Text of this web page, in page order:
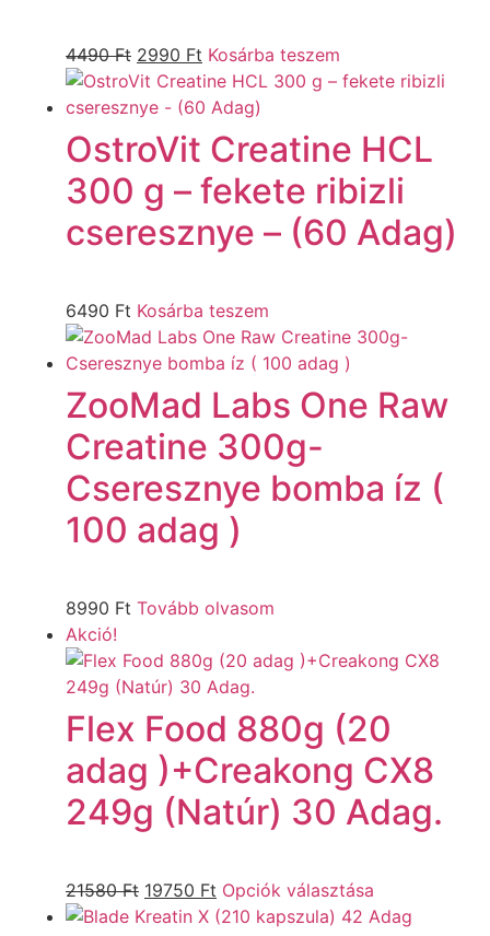
4490Ft 2990 Ft Kosárba teszem
OstroVit Creatine HCL
300 g – fekete ribizli
cseresznye – (60 Adag)
6490 Ft Kosárba teszem
ZooMad Labs One Raw
Creatine 300g-
Cseresznye bomba íz (
100 adag )
8990 Ft Tovább olvasom
Akció!
Flex Food 880g (20
adag )+Creakong CX8
249g (Natúr) 30 Adag.
21580Ft 19750 Ft Opciók választása